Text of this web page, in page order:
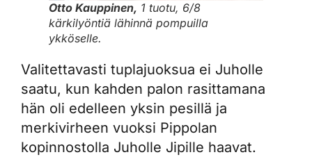
Otto Kauppinen, 1 tuotu, 6/8
kärkilyöntiä lähinnä pompuilla
ykköselle.
Valitettavasti tuplajuoksua ei Juholle
saatu, kun kahden palon rasittamana
hän oli edelleen yksin pesillä ja
merkivirheen vuoksi Pippolan
kopinnostolla Juholle Jipille haavat.